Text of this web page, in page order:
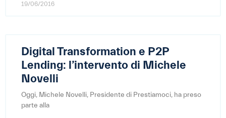
19/06/2016
Digital Transformation e P2P
Lending: l’intervento di Michele
Novelli
Oggi, Michele Novelli, Presidente di Prestiamoci, ha preso
parte alla